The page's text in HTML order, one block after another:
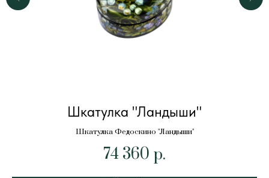
Шкатулка "Ландыши"
Шкатулка Федоскино "Ландыши"
74 360 р.